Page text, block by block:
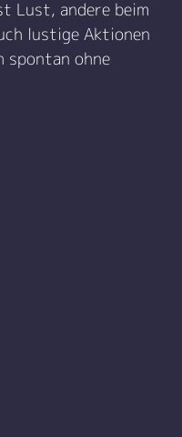
Lust, andere beim
lustige Aktionen
spontan ohne